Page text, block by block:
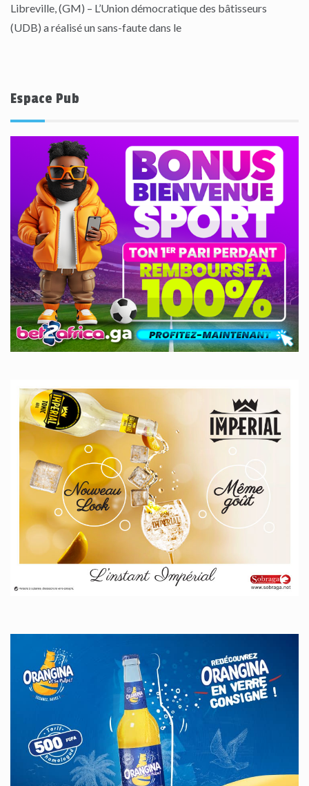
Libreville, (GM) – L’Union démocratique des bâtisseurs
(UDB) a réalisé un sans-faute dans le
Espace Pub